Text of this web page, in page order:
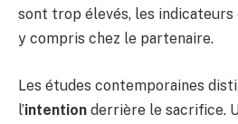
sont trop élevés, les
y compris chez le partenaire.
Les études contemporaines
l’intention derrière le sacrifice.